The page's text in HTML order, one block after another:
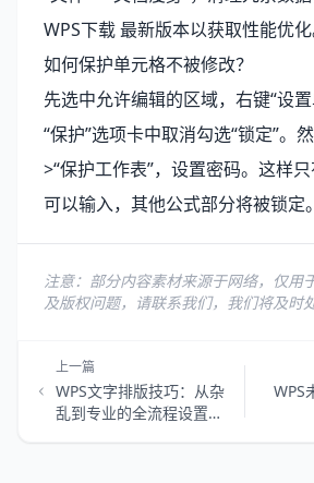
WPS下载最新版本以获取性能优化
如何保护单元格不被修改？
先选中允许编辑的区域，右键“设
“保护”选项卡中取消勾选“锁定”。
>“保护工作表”，设置密码。这样
可以输入，其他公式部分将被锁定。
注意：部分内容素材来源于网络，仅用
及版权问题，请联系我们，我们将及时
上一篇
WPS文字排版技巧：从杂
乱到专业的全流程设置指
WPS